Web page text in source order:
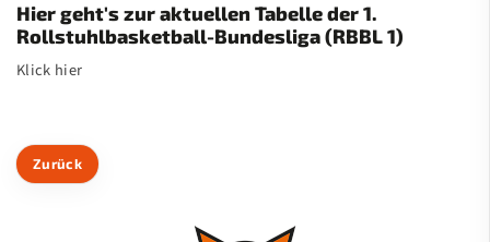
Hier geht's zur aktuellen Tabelle der 1.
Rollstuhlbasketball-Bundesliga (RBBL 1)
Klick hier
Zurück
News
Teams
RBBL1